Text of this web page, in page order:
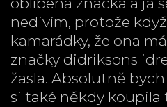
nedivím, protože
kamarádky, že ona
značky didriksons
žasla. Absolutně
si také někdy koupila